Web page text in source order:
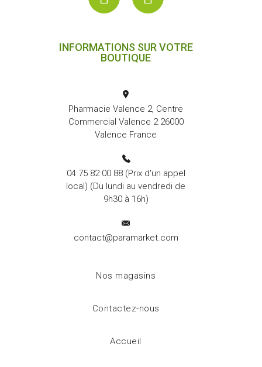
INFORMATIONS SUR VOTRE
BOUTIQUE
Pharmacie Valence 2, Centre
Commercial Valence 2 26000
Valence France
04 75 82 00 88(Prix d'un appel
local) (Du lundi au vendredi de
9h30 à 16h)
contact@paramarket.com
Nos magasins
Contactez-nous
Accueil